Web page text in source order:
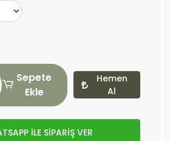
Sepete
Ekle
Hemen
Al
İLE SİPARİŞ VER